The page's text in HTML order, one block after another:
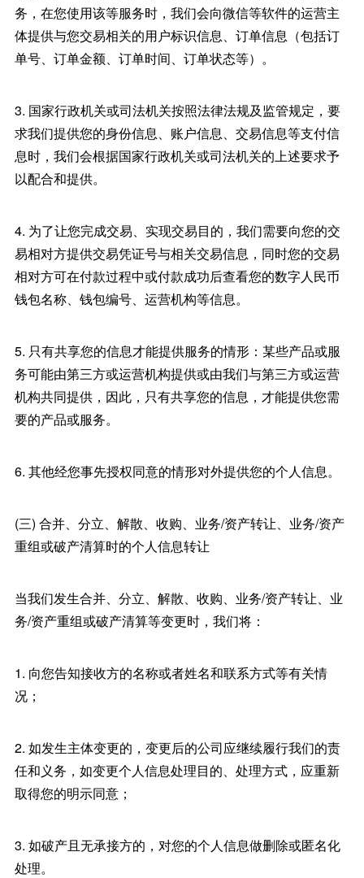
务，在您使用该等服务时，我们会向微信等软件的运营主
体提供与您交易相关的用户标识信息、订单信息（包括订
单号、订单金额、订单时间、订单状态等）。
3. 国家行政机关或司法机关按照法律法规及监管规定，要
求我们提供您的身份信息、账户信息、交易信息等支付信
息时，我们会根据国家行政机关或司法机关的上述要求予
以配合和提供。
4. 为了让您完成交易、实现交易目的，我们需要向您的交
易相对方提供交易凭证号与相关交易信息，同时您的交易
相对方可在付款过程中或付款成功后查看您的数字人民币
钱包名称、钱包编号、运营机构等信息。
5. 只有共享您的信息才能提供服务的情形：某些产品或服
务可能由第三方或运营机构提供或由我们与第三方或运营
机构共同提供，因此，只有共享您的信息，才能提供您需
要的产品或服务。
6. 其他经您事先授权同意的情形对外提供您的个人信息。
(三) 合并、分立、解散、收购、业务/资产转让、业务/资产
重组或破产清算时的个人信息转让
当我们发生合并、分立、解散、收购、业务/资产转让、业
务/资产重组或破产清算等变更时，我们将：
1. 向您告知接收方的名称或者姓名和联系方式等有关情
况；
2. 如发生主体变更的，变更后的公司应继续履行我们的责
任和义务，如变更个人信息处理目的、处理方式，应重新
取得您的明示同意；
3. 如破产且无承接方的，对您的个人信息做删除或匿名化
处理。